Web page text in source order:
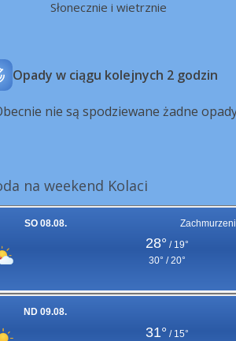
Słonecznie i wietrznie
Opady w ciągu kolejnych 2 godzin
nie są spodziewane żadne
na weekend Kolaci
SO 08.08.
28° / 19°
30° / 20°
ND 09.08.
31° / 15°